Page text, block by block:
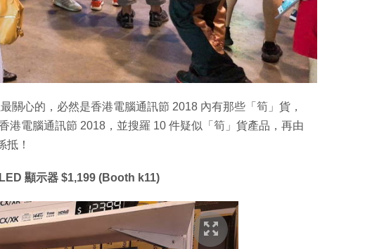
關心的，必然是香港電腦通訊節 2018 內有那些「筍」貨，
港電腦通訊節 2018，並搜羅 10 件疑似「筍」貨產品，再由
抵！
顯示器 $1,199 (Booth k11)